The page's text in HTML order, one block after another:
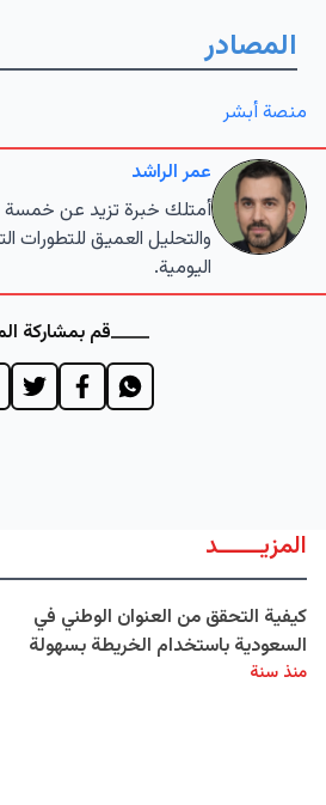
المصادر
منصة أبشر
عمر الراشد
أمتلك خبرة تزيد عن خمسة
والتحليل العميق للتطورات
اليومية.
قم بمشاركة
المزيــــــد
كيفية التحقق من العنوان الوطني في
السعودية باستخدام الخريطة بسهولة
منذ سنة